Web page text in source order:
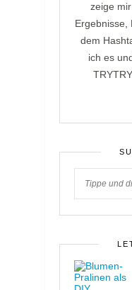
zeige
Ergebnisse,
dem
ich es